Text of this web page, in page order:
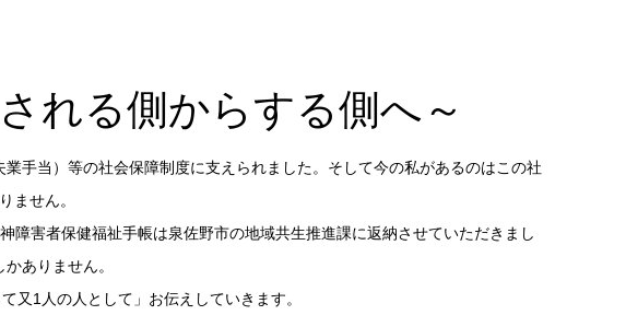
れる側からする側へ～
手当）等の社会保障制度に支えられました。そして今の私があるのはこの社
ません。
害者保健福祉手帳は泉佐野市の地域共生推進課に返納させていただきまし
ありません。
又1人の人として」お伝えしていきます。